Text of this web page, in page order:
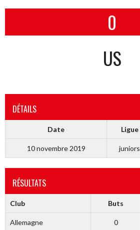
0
US
DÉTAILS
Date Ligue
10 novembre 2019 juniors
RÉSULTATS
Club Buts
Allemagne 0